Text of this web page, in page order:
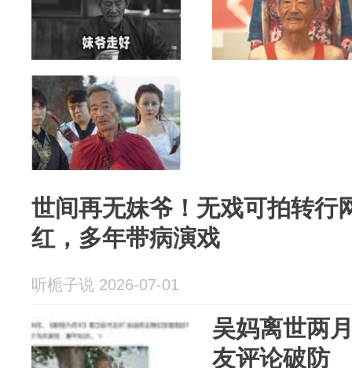
世间再无妹爷！无戏可拍转行
红，多年带病演戏
听栀子说 2026-07-01
吴妈离世两
友评论破防